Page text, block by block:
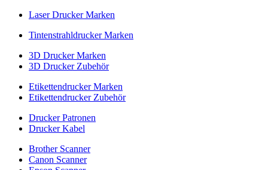
Laser Drucker Marken
Tintenstrahldrucker Marken
3D Drucker Marken
3D Drucker Zubehör
Etikettendrucker Marken
Etikettendrucker Zubehör
Drucker Patronen
Drucker Kabel
Brother Scanner
Canon Scanner